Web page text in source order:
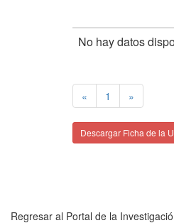
No hay datos
« 1 »
Descargar Ficha de la
Regresar al Portal de la